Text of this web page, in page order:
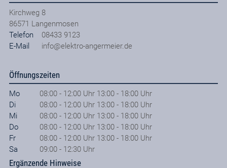
Kirchweg 8
86571 Langenmosen
Telefon
08433 9123
E-Mail
info@elektro-angermeier.de
Öffnungszeiten
Mo
08:00 - 12:00 Uhr 13:00 - 18:00 Uhr
Di
08:00 - 12:00 Uhr 13:00 - 18:00 Uhr
Mi
08:00 - 12:00 Uhr 13:00 - 18:00 Uhr
Do
08:00 - 12:00 Uhr 13:00 - 18:00 Uhr
Fr
08:00 - 12:00 Uhr 13:00 - 18:00 Uhr
Sa
09:00 - 12:30 Uhr
Ergänzende Hinweise